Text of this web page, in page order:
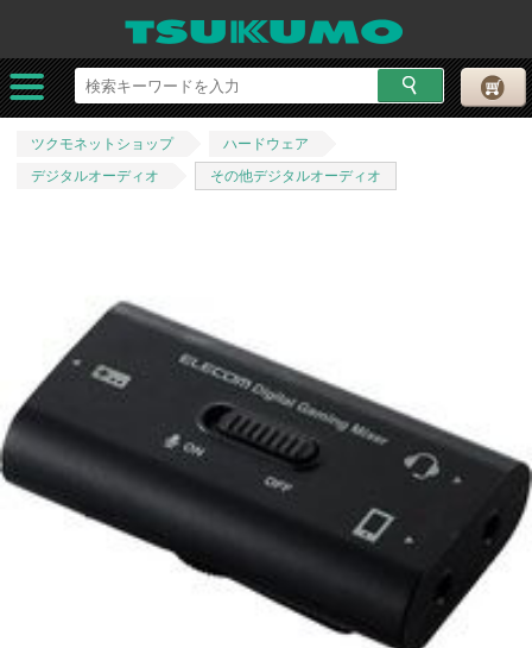
ツクモネットショップ
ハードウェア
デジタルオーディオ
その他デジタルオーディオ